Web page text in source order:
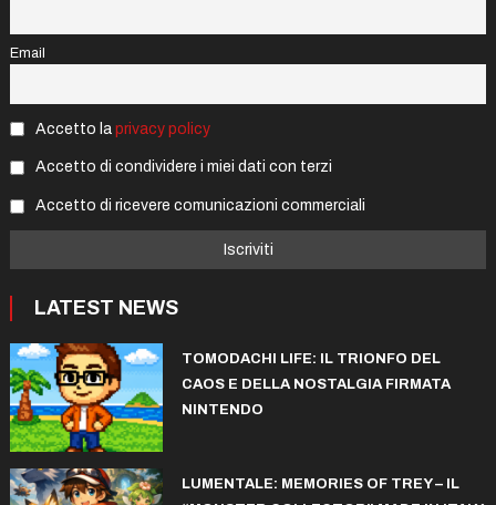
Email
Accetto la privacy policy
Accetto di condividere i miei dati con terzi
Accetto di ricevere comunicazioni commerciali
LATEST NEWS
TOMODACHI LIFE: IL TRIONFO DEL
CAOS E DELLA NOSTALGIA FIRMATA
NINTENDO
LUMENTALE: MEMORIES OF TREY – IL